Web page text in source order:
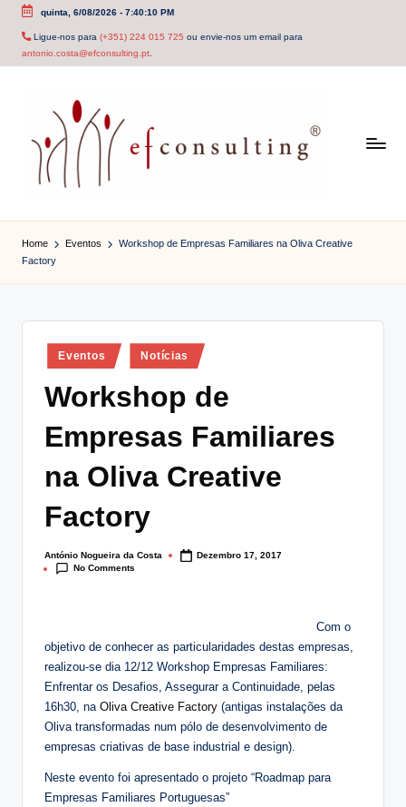
Skip
quinta, 6/08/2026- 7:40:10 PM
Ligue-nos para (+351) 224 015 725 ou envie-nos um email para
antonio.costa@efconsulting.pt.
f
Home Eventos
Workshop de Empresas Familiares na Oliva Creative
Factory
Posted
in
Eventos Notícias
Workshop de
Empresas Familiares
na Oliva Creative
Factory
Posted
by
António Nogueira da Costa
Dezembro 17, 2017
No Comments
Com o
objetivo de conhecer as particularidades destas empresas,
realizou-se dia 12/12 Workshop Empresas Familiares:
Enfrentar os Desafios, Assegurar a Continuidade, pelas
16h30, na Oliva Creative Factory (antigas instalações da
Oliva transformadas num pólo de desenvolvimento de
empresas criativas de base industrial e design).
Neste evento foi apresentado o projeto “Roadmap para
Empresas Familiares Portuguesas”